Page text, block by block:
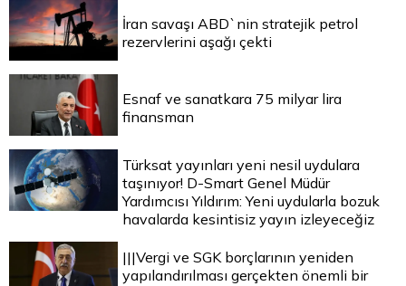
İran savaşı ABD`nin stratejik petrol
rezervlerini aşağı çekti
Esnaf ve sanatkara 75 milyar lira
finansman
Türksat yayınları yeni nesil uydulara
taşınıyor! D-Smart Genel Müdür
Yardımcısı Yıldırım: Yeni uydularla bozuk
havalarda kesintisiz yayın izleyeceğiz
|||Vergi ve SGK borçlarının yeniden
yapılandırılması gerçekten önemli bir